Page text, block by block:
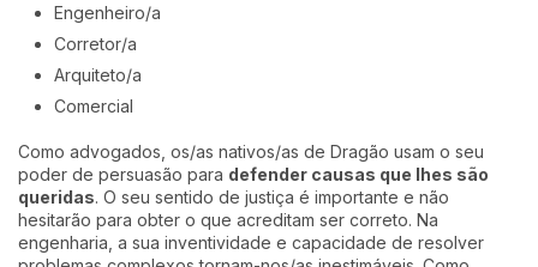
Engenheiro/a
Corretor/a
Arquiteto/a
Comercial
Como advogados, os/as nativos/as de Dragão usam o seu
poder de persuasão para defender causas que lhes são
queridas. O seu sentido de justiça é importante e não
hesitarão para obter o que acreditam ser correto. Na
engenharia, a sua inventividade e capacidade de resolver